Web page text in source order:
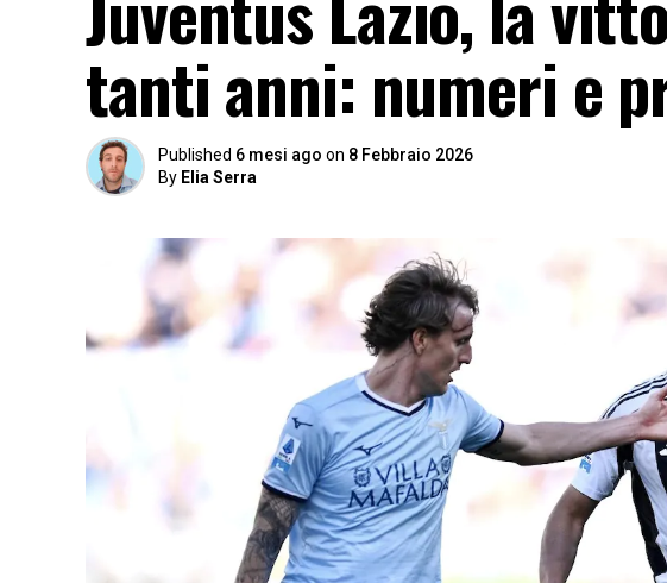
tanti anni: numeri e
Published 6 mesi ago on 8 Febbraio 2026
By Elia Serra